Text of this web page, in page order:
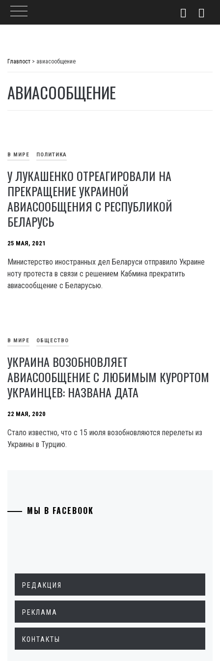
Главпост > авиасообщение
АВИАСООБЩЕНИЕ
В МИРЕ ПОЛИТИКА
У ЛУКАШЕНКО ОТРЕАГИРОВАЛИ НА
ПРЕКРАЩЕНИЕ УКРАИНОЙ
АВИАСООБЩЕНИЯ С РЕСПУБЛИКОЙ
БЕЛАРУСЬ
25 МАЯ, 2021
Министерство иностранных дел Беларуси отправило Украине
ноту протеста в связи с решением Кабмина прекратить
авиасообщение с Беларусью.
В МИРЕ ОБЩЕСТВО
УКРАИНА ВОЗОБНОВЛЯЕТ
АВИАСООБЩЕНИЕ С ЛЮБИМЫМ КУРОРТОМ
УКРАИНЦЕВ: НАЗВАНА ДАТА
22 МАЯ, 2020
Стало известно, что с 15 июля возобновляются перелеты из
Украины в Турцию.
МЫ В FACEBOOK
РЕДАКЦИЯ
РЕКЛАМА
КОНТАКТЫ